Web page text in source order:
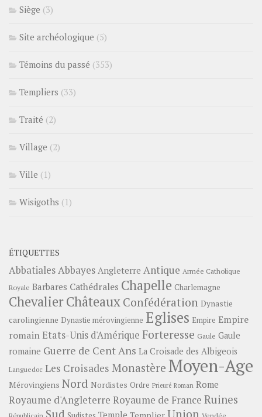
Siège (3)
Site archéologique (5)
Témoins du passé (353)
Templiers (33)
Traité (2)
Village (2)
Ville (1)
Wisigoths (1)
ÉTIQUETTES
AbbatialesAbbayes Angleterre Antique Armée Catholique
Royale Barbares Cathédrales Chapelle Charlemagne
ChevalierChâteauxConfédération Dynastie
carolingienne Dynastie mérovingienne Eglises Empire Empire
romainEtats-Unis d'Amérique Forteresse Gaule Gaule
romaine Guerre de Cent Ans La Croisade des Albigeois
Languedoc Les Croisades Monastère Moyen-Age
Mérovingiens Nord Nordistes Ordre Prieuré Roman Rome
Royaume d'Angleterre Royaume de France Ruines